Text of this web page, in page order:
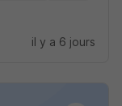
il y a 6 jours